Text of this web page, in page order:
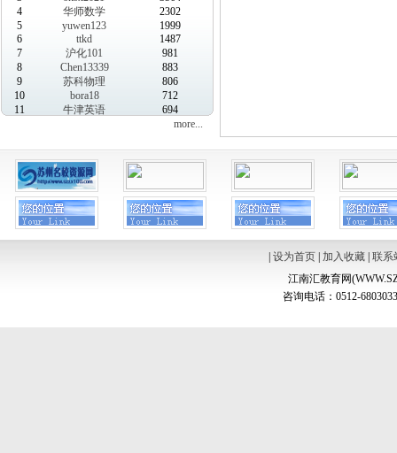
4
华师数学
2302
5
yuwen123
1999
6
ttkd
1487
7
沪化101
981
8
Chen13339
883
9
苏科物理
806
10
bora18
712
11
牛津英语
694
more...
设为首页| 加入收藏| 联系
江南汇教育网
咨询电话：0512-